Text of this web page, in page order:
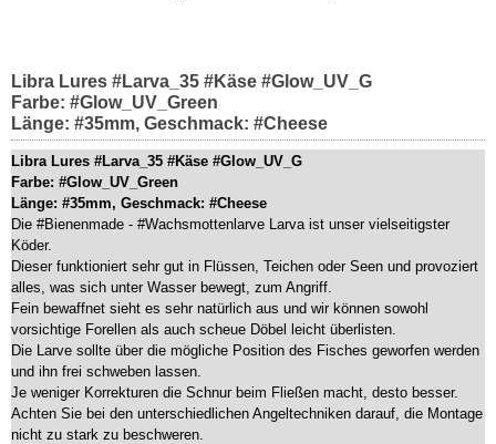
Libra Lures #Larva_35 #Käse #Glow_UV_G
Farbe: #Glow_UV_Green
Länge: #35mm, Geschmack: #Cheese
Libra Lures #Larva_35 #Käse #Glow_UV_G
Farbe: #Glow_UV_Green
Länge: #35mm, Geschmack: #Cheese
Die #Bienenmade - #Wachsmottenlarve Larva ist unser vielseitigster
Köder.
Dieser funktioniert sehr gut in Flüssen, Teichen oder Seen und provoziert
alles, was sich unter Wasser bewegt, zum Angriff.
Fein bewaffnet sieht es sehr natürlich aus und wir können sowohl
vorsichtige Forellen als auch scheue Döbel leicht überlisten.
Die Larve sollte über die mögliche Position des Fisches geworfen werden
und ihn frei schweben lassen.
Je weniger Korrekturen die Schnur beim Fließen macht, desto besser.
Achten Sie bei den unterschiedlichen Angeltechniken darauf, die Montage
nicht zu stark zu beschweren.